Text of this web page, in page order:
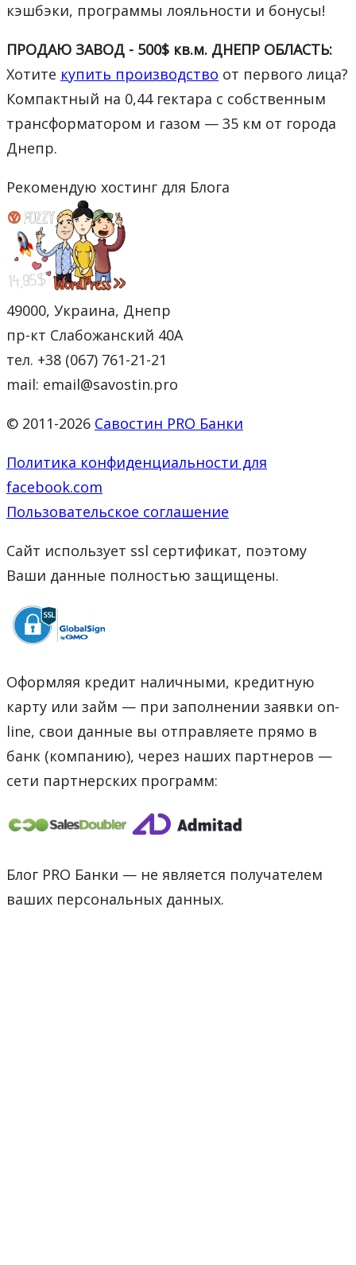
кэшбэки, программы лояльности и бонусы!
ПРОДАЮ ЗАВОД - 500$ кв.м. ДНЕПР ОБЛАСТЬ:
Хотите купить производство от первого лица?
Компактный на 0,44 гектара с собственным
трансформатором и газом — 35 км от города
Днепр.
Рекомендую хостинг для Блога
49000, Украина, Днепр
пр-кт Слабожанский 40А
тел. +38 (067) 761-21-21
mail: email@savostin.pro
© 2011-2026 Савостин PRO Банки
Политика конфиденциальности для
facebook.com
Пользовательское соглашение
Сайт использует ssl сертификат, поэтому
Ваши данные полностью защищены.
Оформляя кредит наличными, кредитную
карту или займ — при заполнении заявки on-
line, свои данные вы отправляете прямо в
банк (компанию), через наших партнеров —
сети партнерских программ:
Блог PRO Банки — не является получателем
ваших персональных данных.